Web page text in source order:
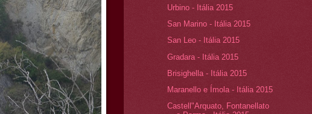
Urbino - Itália 2015
San Marino - Itália 2015
San Leo - Itália 2015
Gradara - Itália 2015
Brisighella - Itália 2015
Maranello e Ímola - Itália 2015
Castell"Arquato, Fontanellato